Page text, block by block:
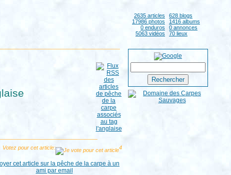
2635 articles
628 blogs
17986 photos
1416 albums
0 enduros
0 annonces
5063 vidéos
70 lieux
Votez pour cet article: 4